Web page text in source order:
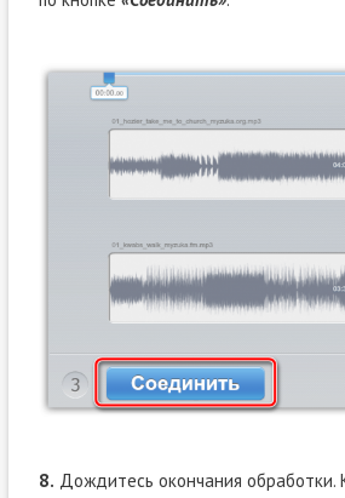
8. Дождитесь окончания обработки.